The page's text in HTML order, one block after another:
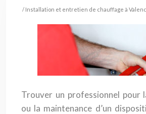
/ Installation et entretien de chauffage à
Trouver un professionnel pour
ou la maintenance d’un